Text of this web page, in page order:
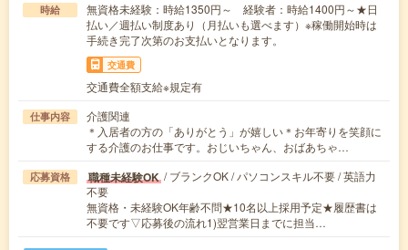
時給
無資格未経験：時給1350円～ 経験者：時給1400円～★日
払い／週払い制度あり（月払いも選べます）※稼働開始時は
手続き完了次第のお支払いとなります。
交通費
交通費全額支給※規定有
仕事内容
介護関連
＊入居者の方の「ありがとう」が嬉しい＊お年寄りを笑顔に
する介護のお仕事です。おじいちゃん、おばあちゃ…
応募資格 職種未経験OK / ブランクOK / パソコンスキル不要 / 英語力
不要
無資格・未経験OK年齢不問★10名以上採用予定★履歴書は
不要です▽応募後の流れ1)翌営業日までに担当…